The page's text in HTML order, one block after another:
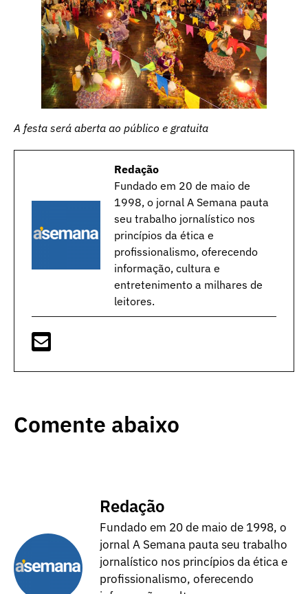
A festa será aberta ao público e gratuita
Redação
Fundado em 20 de maio de
1998, o jornal A Semana pauta
seu trabalho jornalístico nos
princípios da ética e
profissionalismo, oferecendo
informação, cultura e
entretenimento a milhares de
leitores.
Comente abaixo
Redação
Fundado em 20 de maio de 1998, o
jornal A Semana pauta seu trabalho
jornalístico nos princípios da ética e
profissionalismo, oferecendo